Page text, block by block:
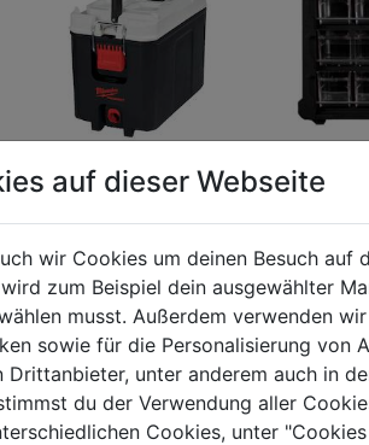
0.0 (0)
0.0
von
5
Sternen.
144,99€
0.0
von
5
Sternen.
auf dieser Webseite
wir Cookies um deinen Besuch auf
zum Beispiel dein ausgewählter
musst. Außerdem verwenden
sowie für die Personalisierung von
unter anderem auch in
du der Verwendung aller
Cookies, unter